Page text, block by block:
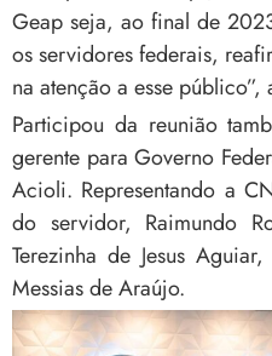
Geap seja, ao final de
os servidores federais,
na atenção a esse público”,
Participou da reunião
gerente para Governo
Acioli. Representando a
do servidor, Raimundo
Terezinha de Jesus
Messias de Araújo.